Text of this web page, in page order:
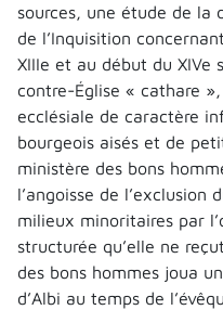
sources, une étude de la
de l’Inquisition
XIIIe et au début du XIVe
contre-Église « cathare
ecclésiale de caractère
bourgeois aisés et de
ministère des bons
l’angoisse de l’exclusion
milieux minoritaires par
structurée qu’elle ne
des bons hommes joua
d’Albi au temps de